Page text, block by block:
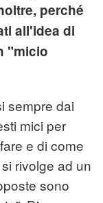
perché
all'idea di
"micio
sempre dai
mici per
e di come
rivolge ad un
sono